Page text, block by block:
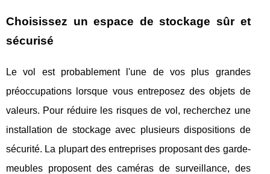
Choisissez un espace de stockage sûr et
sécurisé
Le vol est probablement l'une de vos plus grandes
préoccupations lorsque vous entreposez des objets de
valeurs. Pour réduire les risques de vol, recherchez une
installation de stockage avec plusieurs dispositions de
sécurité. La plupart des entreprises proposant des garde-
meubles proposent des caméras de surveillance, des